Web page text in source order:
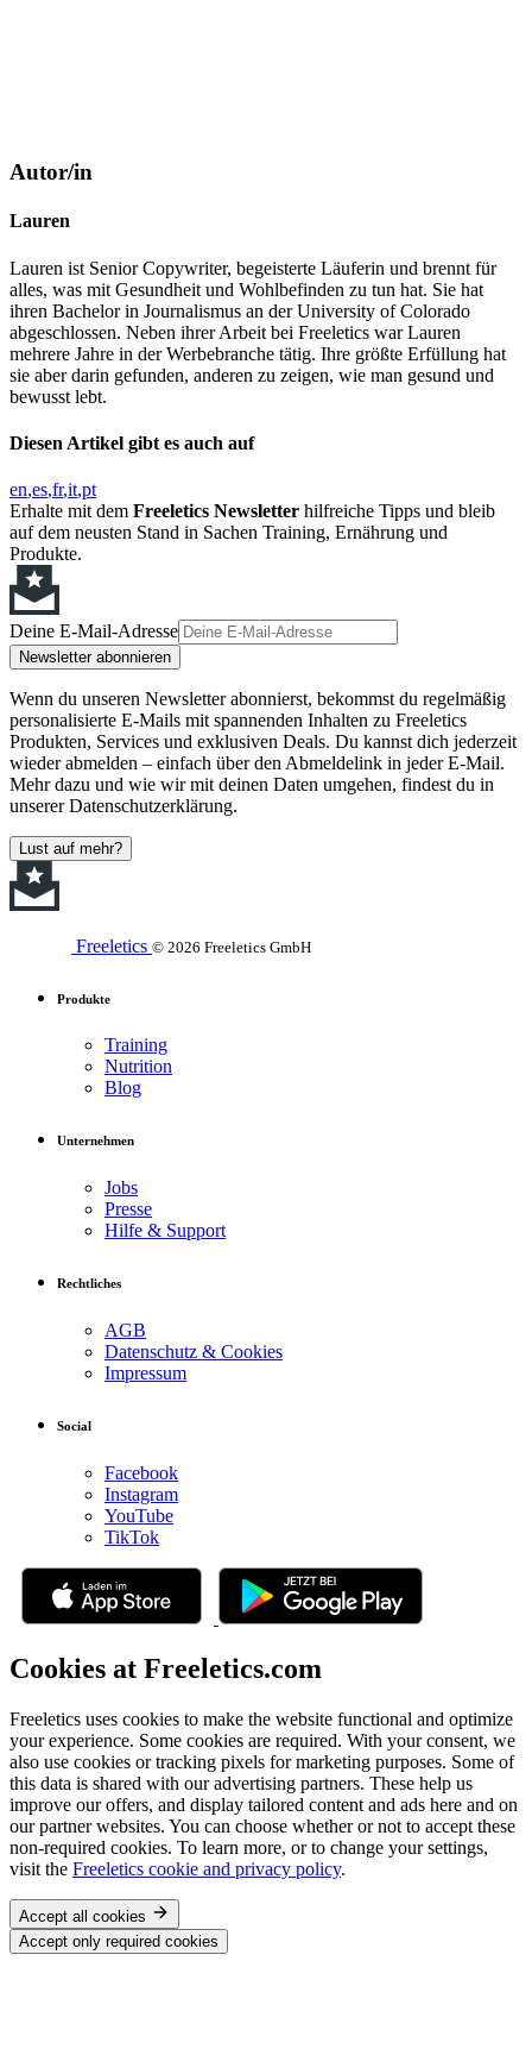
Autor/in
Lauren
Lauren ist Senior Copywriter, begeisterte Läuferin und brennt für
alles, was mit Gesundheit und Wohlbefinden zu tun hat. Sie hat
ihren Bachelor in Journalismus an der University of Colorado
abgeschlossen. Neben ihrer Arbeit bei Freeletics war Lauren
mehrere Jahre in der Werbebranche tätig. Ihre größte Erfüllung hat
sie aber darin gefunden, anderen zu zeigen, wie man gesund und
bewusst lebt.
Diesen Artikel gibt es auch auf
en es fr it pt
Erhalte mit dem Freeletics Newsletter hilfreiche Tipps und bleib
auf dem neusten Stand in Sachen Training, Ernährung und
Produkte.
Deine E-Mail-Adresse
Newsletter abonnieren
Wenn du unseren Newsletter abonnierst, bekommst du regelmäßig
personalisierte E-Mails mit spannenden Inhalten zu Freeletics
Produkten, Services und exklusiven Deals. Du kannst dich jederzeit
wieder abmelden – einfach über den Abmeldelink in jeder E-Mail.
Mehr dazu und wie wir mit deinen Daten umgehen, findest du in
unserer Datenschutzerklärung.
Lust auf mehr?
Freeletics © 2026 Freeletics GmbH
Produkte
Training
Nutrition
Blog
Unternehmen
Jobs
Presse
Hilfe & Support
Rechtliches
AGB
Datenschutz & Cookies
Impressum
Social
Facebook
Instagram
YouTube
TikTok
Cookies at Freeletics.com
Freeletics uses cookies to make the website functional and optimize
your experience. Some cookies are required. With your consent, we
also use cookies or tracking pixels for marketing purposes. Some of
this data is shared with our advertising partners. These help us
improve our offers, and display tailored content and ads here and on
our partner websites. You can choose whether or not to accept these
non-required cookies. To learn more, or to change your settings,
visit the Freeletics cookie and privacy policy.
Accept all cookies
Accept only required cookies